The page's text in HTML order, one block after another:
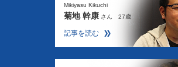
Mikiyasu Kikuchi
菊地 幹康 さん 27歳
記事を読む